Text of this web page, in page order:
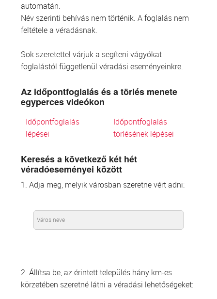
automatán.
Név szerinti behívás nem történik. A foglalás nem
feltétele a véradásnak.
Sok szeretettel várjuk a segíteni vágyókat
foglalástól függetlenül véradási eseményeinkre.
Az időpontfoglalás és a törlés menete
egyperces videókon
Időpontfoglalás
lépései
Időpontfoglalás
törlésének lépései
Keresés a következő két hét
véradóeseményei között
1. Adja meg, melyik városban szeretne vért adni:
2. Állítsa be, az érintett település hány km-es
körzetében szeretné látni a véradási lehetőségeket: